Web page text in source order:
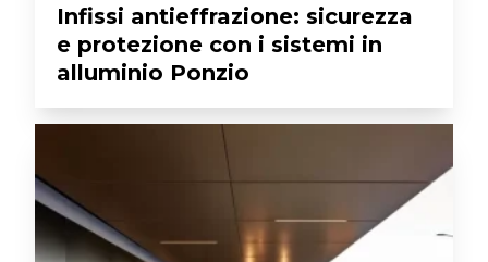
Infissi antieffrazione: sicurezza
e protezione con i sistemi in
alluminio Ponzio